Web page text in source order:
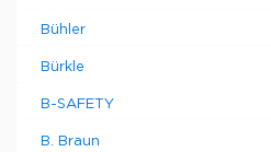
Bühler
Bürkle
B-SAFETY
B. Braun